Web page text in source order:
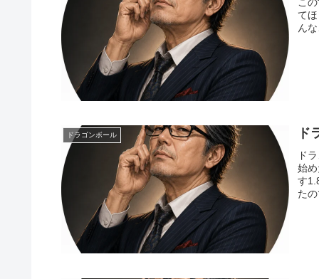
こ
て
ん
ドラゴンボール ド
ド
始
す
た